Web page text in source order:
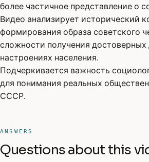
более частичное представление о
Видео анализирует исторический
формирования образа советского
сложности получения достоверных
настроениях населения.
Подчеркивается важность
для понимания реальных
СССР.
ANSWERS
Questions about this